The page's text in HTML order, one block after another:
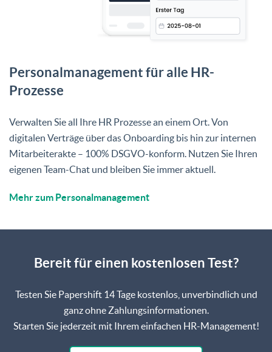
Personalmanagement für alle HR-
Prozesse
Verwalten Sie all Ihre HR Prozesse an einem Ort. Von
digitalen Verträge über das Onboarding bis hin zur internen
Mitarbeiterakte – 100% DSGVO-konform. Nutzen Sie Ihren
eigenen Team-Chat und bleiben Sie immer aktuell.
Mehr zum Personalmanagement
Bereit für einen kostenlosen Test?
Testen Sie Papershift 14 Tage kostenlos, unverbindlich und
ganz ohne Zahlungsinformationen.
Starten Sie jederzeit mit Ihrem einfachen HR-Management!